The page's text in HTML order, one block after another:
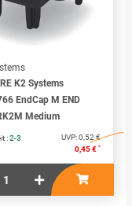
K2 Systems
EndCap M END
Medium
:2-3
UVP:0,52 €
0,45 € *